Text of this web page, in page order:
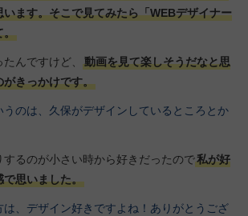
ます。そこで見てみたら「WEBデザイナー
。
んですけど、
動画を見て楽しそうだなと思
きっかけです。
うのは、久保がデザインしているところとか
するのが小さい時から好きだったので私が好
で思いました。
は、デザイン好きですよね！ありがとうござ